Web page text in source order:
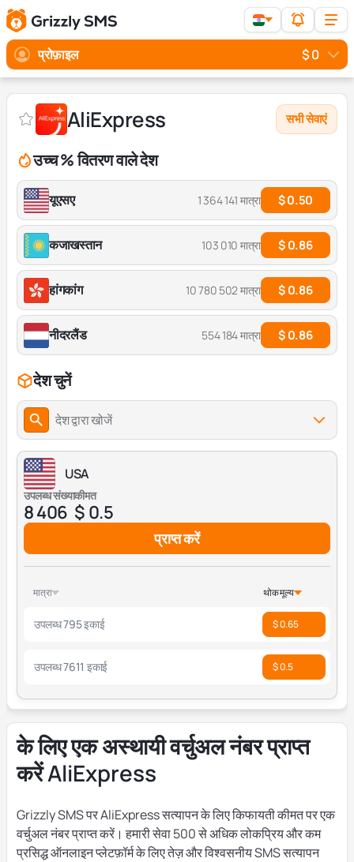
प्रोफ़ाइल $ 0
AliExpress सभी सेवाएं
उच्च % वितरण वाले देश
यूएसए 1 364 141 मात्रा $ 0.50
कजाखस्तान 103 010 मात्रा $ 0.86
हांगकांग 10 780 502 मात्रा $ 0.86
नीदरलैंड 554 184 मात्रा $ 0.86
देश चुनें
देश द्वारा खोजें
USA
उपलब्ध संख्या
8 406
कीमत
$ 0.5
प्राप्त करें
मात्रा थोक मूल्य
उपलब्ध 795 इकाई $ 0.65
उपलब्ध 7611 इकाई $ 0.5
के लिए एक अस्थायी वर्चुअल नंबर प्राप्त
करें AliExpress
Grizzly SMS पर AliExpress सत्यापन के लिए किफायती कीमत पर एक
वर्चुअल नंबर प्राप्त करें। हमारी सेवा 500 से अधिक लोकप्रिय और कम
प्रसिद्ध ऑनलाइन प्लेटफ़ॉर्म के लिए तेज़ और विश्वसनीय SMS सत्यापन